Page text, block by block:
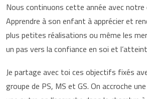
Nous continuons cette année avec
Apprendre à son enfant à apprécier et
plus petites réalisations ou même les
un pas vers la confiance en soi et
Je partage avec toi ces objectifs fixés
groupe de PS, MS et GS. On accroche